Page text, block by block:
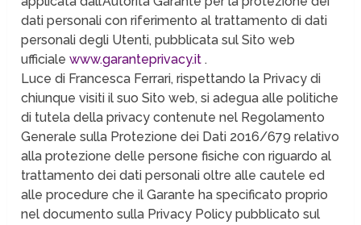
dati personali con riferimento al trattamento di dati
personali degli Utenti, pubblicata sul Sito web
ufficialewww.garanteprivacy.it.
Luce di Francesca Ferrari, rispettando la Privacy di
chiunque visiti il suo Sito web, si adegua alle politiche
di tutela della privacy contenute nel Regolamento
Generale sulla Protezione dei Dati 2016/679 relativo
alla protezione delle persone fisiche con riguardo al
trattamento dei dati personali oltre alle cautele ed
alle procedure che il Garante ha specificato proprio
nel documento sulla Privacy Policy pubblicato sul